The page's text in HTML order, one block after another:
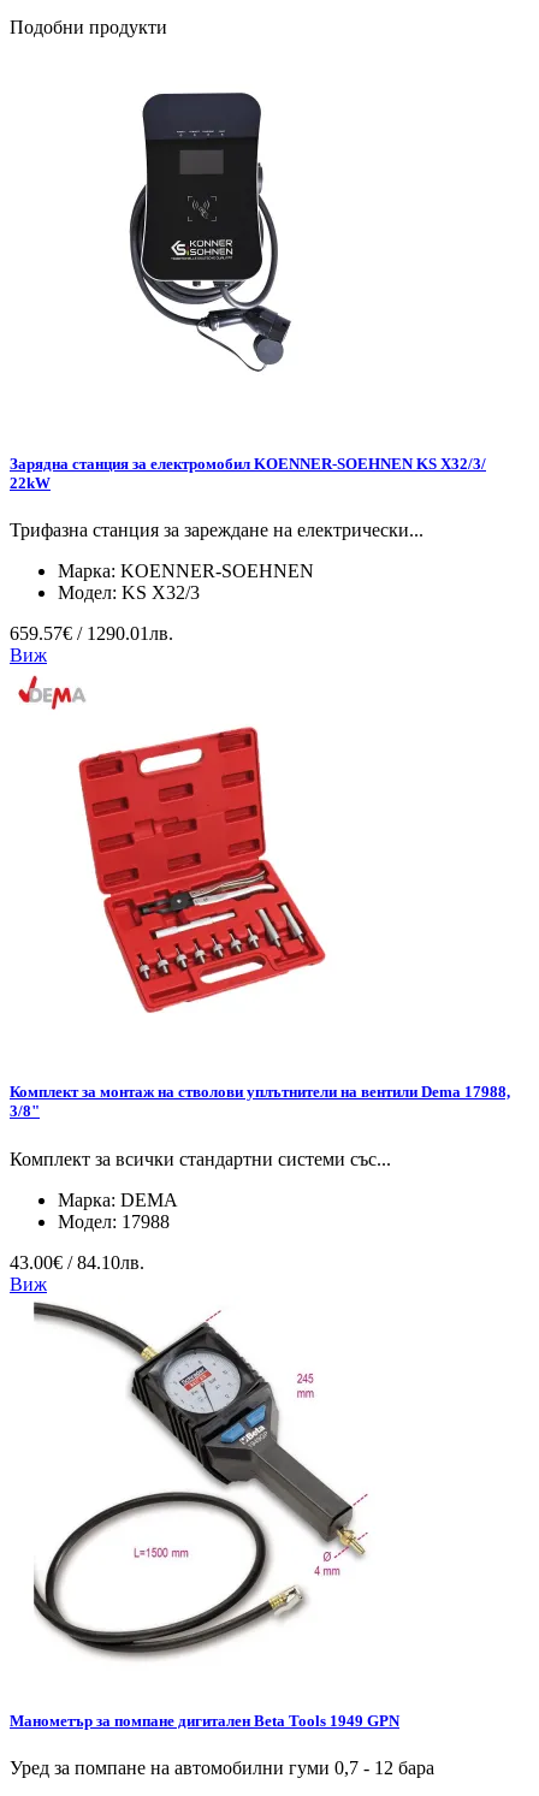
Подобни продукти
Зарядна станция за електромобил KOENNER-SOEHNEN KS X32/3/
22kW
Трифазна станция за зареждане на електрически...
Марка: KOENNER-SOEHNEN
Модел: KS X32/3
659.57€ / 1290.01лв.
Виж
Комплект за монтаж на стволови уплътнители на вентили Dema 17988,
3/8"
Комплект за всички стандартни системи със...
Марка: DEMA
Модел: 17988
43.00€ / 84.10лв.
Виж
Манометър за помпане дигитален Beta Tools 1949 GPN
Уред за помпане на автомобилни гуми 0,7 - 12 бара